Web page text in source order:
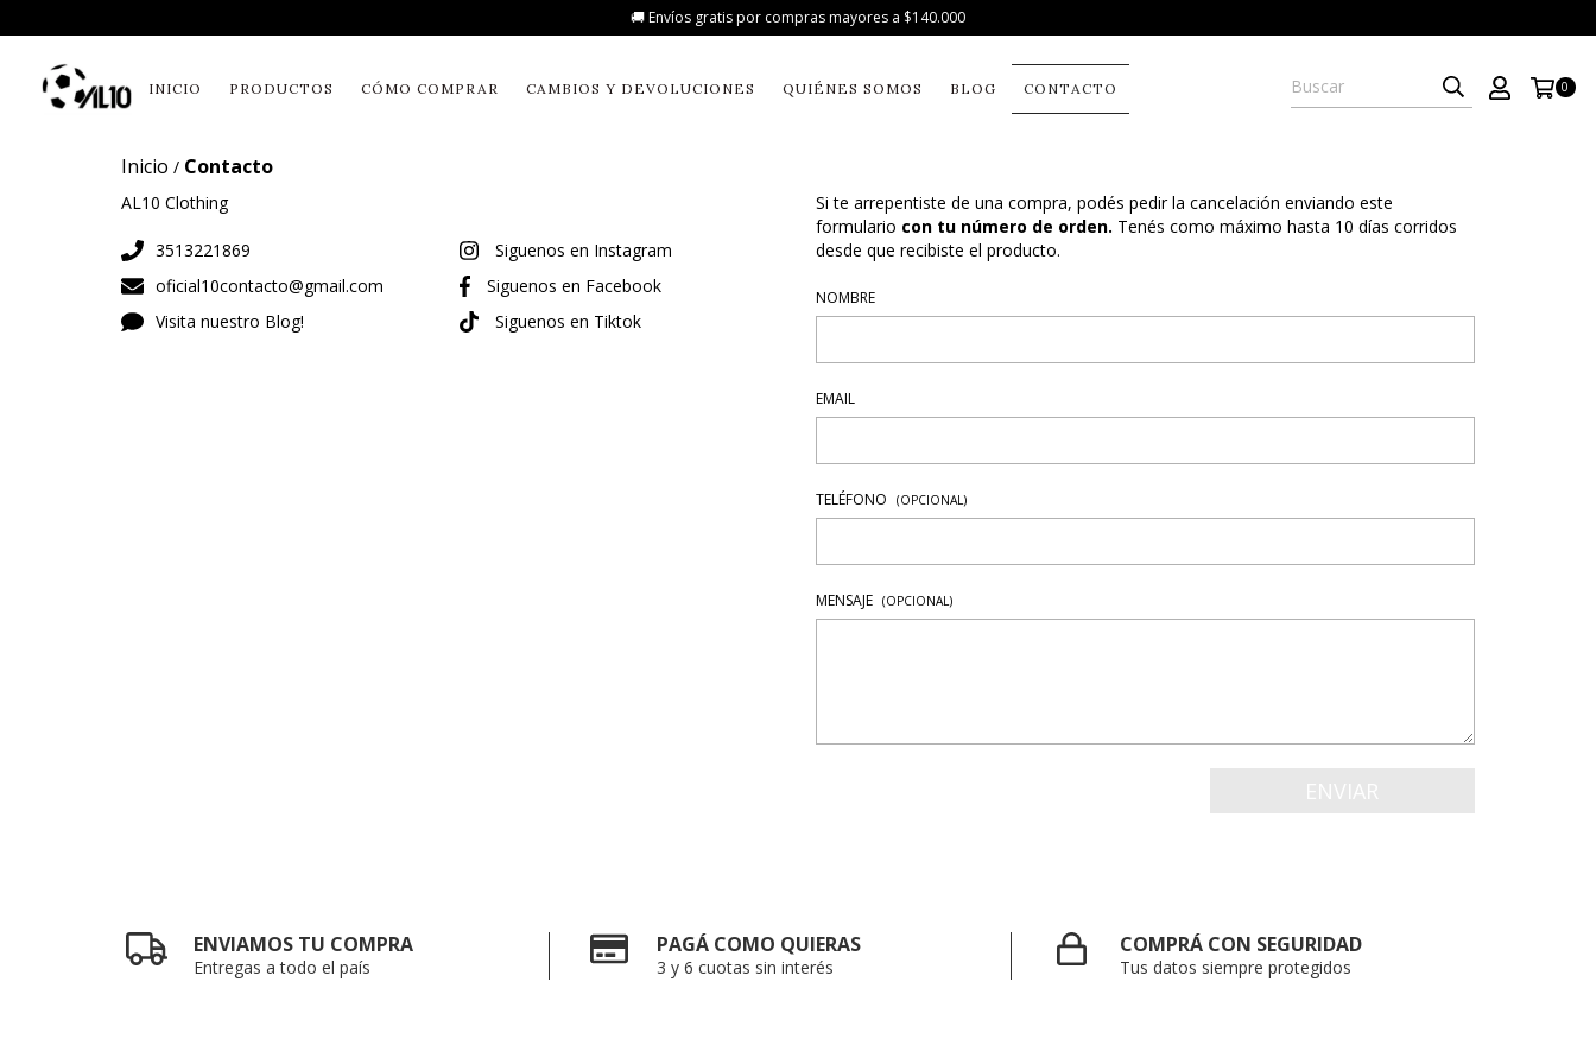
🚚 Envíos gratis por compras mayores a $140.000
INICIO PRODUCTOS CÓMO COMPRAR CAMBIOS Y DEVOLUCIONES QUIÉNES SOMOS BLOG CONTACTO 0
Inicio / Contacto
AL10 Clothing
3513221869
oficial10contacto@gmail.com
Visita nuestro Blog!
Siguenos en Instagram
Siguenos en Facebook
Siguenos en Tiktok
Si te arrepentiste de una compra, podés pedir la cancelación enviando este
formulario con tu número de orden. Tenés como máximo hasta 10 días corridos
desde que recibiste el producto.
NOMBRE
EMAIL
TELÉFONO (OPCIONAL)
MENSAJE (OPCIONAL)
ENVIAMOS TU COMPRA
Entregas a todo el país
PAGÁ COMO QUIERAS
3 y 6 cuotas sin interés
COMPRÁ CON SEGURIDAD
Tus datos siempre protegidos